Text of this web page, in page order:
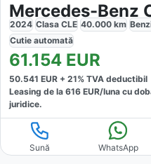
2024 Clasa CLE 40.000 km
Cutie automată
61.154 EUR
50.541 EUR + 21% TVA deductibil
Leasing de la 616 EUR/luna cu
juridice.
Sună WhatsApp